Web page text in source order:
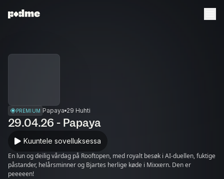
PREMIUM Papaya 29 Huhti
29.04.26 - Papaya
Kuuntele sovelluksessa
En lun og deilig vårdag på Rooftopen, med royalt besøk i AI-duellen, fuktige
påstander, helårsminner og Bjartes herlige køde i Mixxern. Den er
peeeeen!